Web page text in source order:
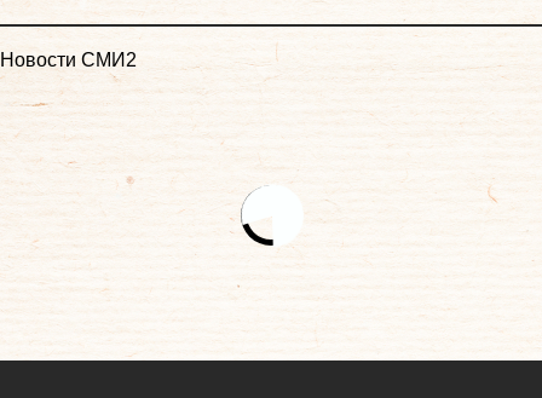
Новости СМИ2